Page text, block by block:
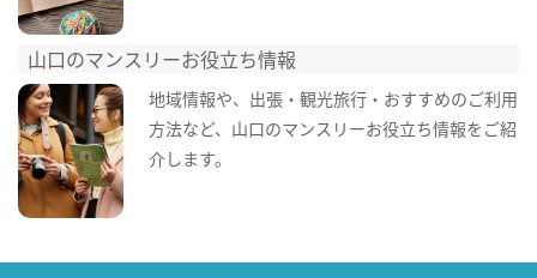
山口のマンスリーお役立ち情報
地域情報や、出張・観光旅行・おすすめのご利用
方法など、山口のマンスリーお役立ち情報をご紹
介します。